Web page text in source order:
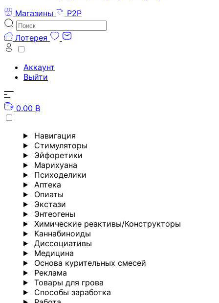
Магазины
P2P
Лотерея
Аккаунт
Выйти
0.00 ₿
Навигация
Стимуляторы
Эйфоретики
Марихуана
Психоделики
Аптека
Опиаты
Экстази
Энтеогены
Химические реактивы/Конструкторы
Каннабиноиды
Диссоциативы
Медицина
Основа курительных смесей
Реклама
Товары для грова
Способы заработка